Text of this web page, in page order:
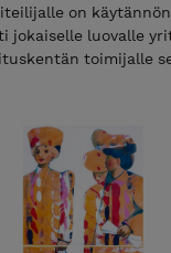
on
jokaiselle luovalle
toimijalle
on kerryttänyt
tiivis e-kirja
taiteen
myös taiteilijan
jaksamiseen. Opas
taiteellisella työllä.